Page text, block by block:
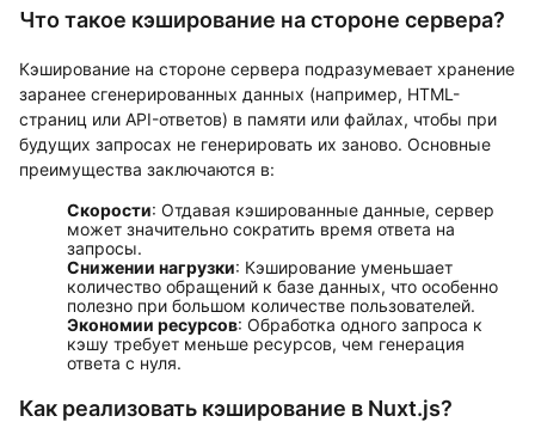
Что такое кэширование на стороне сервера?
Кэширование на стороне сервера подразумевает хранение
заранее сгенерированных данных (например, HTML-
страниц или API-ответов) в памяти или файлах, чтобы при
будущих запросах не генерировать их заново. Основные
преимущества заключаются в:
Скорости: Отдавая кэшированные данные, сервер
может значительно сократить время ответа на
запросы.
Снижении нагрузки: Кэширование уменьшает
количество обращений к базе данных, что особенно
полезно при большом количестве пользователей.
Экономии ресурсов: Обработка одного запроса к
кэшу требует меньше ресурсов, чем генерация
ответа с нуля.
Как реализовать кэширование в Nuxt.js?